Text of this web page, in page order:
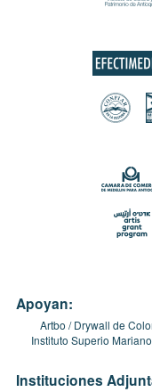
Apoyan:
Artbo Drywall de
Instituto Superio
Instituciones